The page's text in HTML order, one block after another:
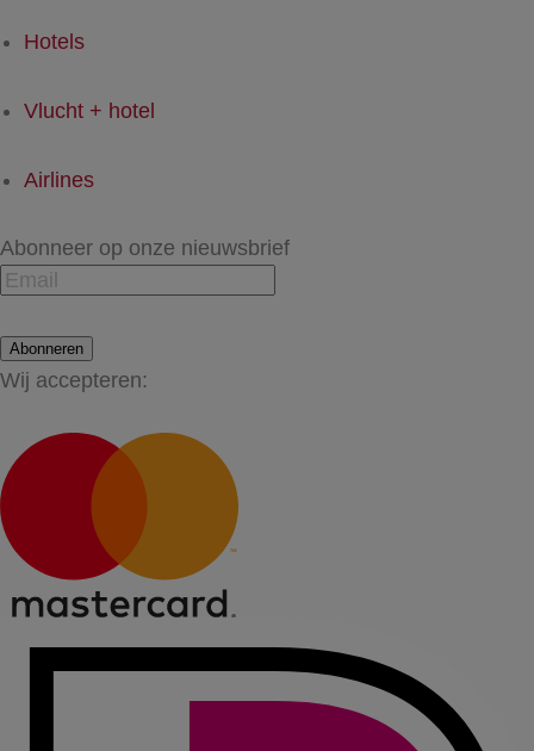
Hotels
Vlucht + hotel
Airlines
Abonneer op onze nieuwsbrief
Abonneren
Wij accepteren: